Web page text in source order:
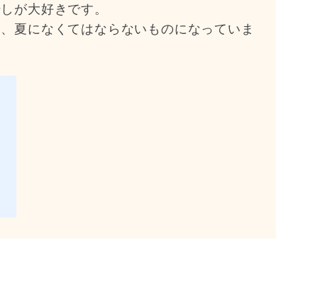
が大好きです。
夏になくてはならないものになっていま